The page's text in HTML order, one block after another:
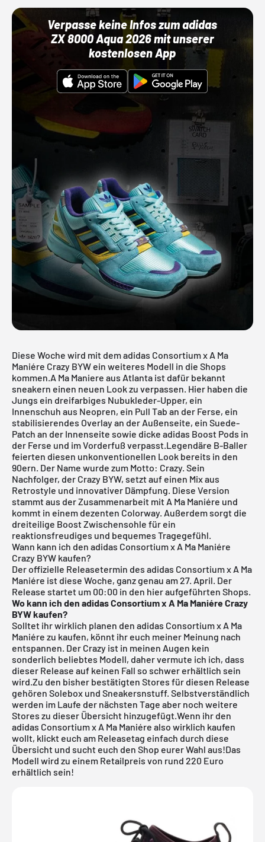
Verpasse keine Infos zum adidas
ZX 8000 Aqua 2026 mit unserer
kostenlosen App
Diese Woche wird mit demadidas Consortium x A Ma
Maniére Crazy BYW ein weiteres Modell in die Shops
kommen.A Ma Maniere aus Atlanta ist dafür bekannt
sneakern einen neuen Look zu verpassen. Hier haben die
Jungs ein dreifarbiges Nubukleder-Upper, ein
Innenschuh aus Neopren, ein Pull Tab an der Ferse, ein
stabilisierendes Overlay an der Außenseite, ein Suede-
Patch an der Innenseite sowie dicke adidas Boost Pods in
der Ferse und im Vorderfuß verpasst.Legendäre B-Baller
feierten diesen unkonventionellen Look bereits in den
90ern. Der Name wurde zum Motto: Crazy. Sein
Nachfolger, der Crazy BYW, setzt auf einen Mix aus
Retrostyle und innovativer Dämpfung. Diese Version
stammt aus der Zusammenarbeit mit A Ma Maniére und
kommt in einem dezenten Colorway. Außerdem sorgt die
dreiteilige Boost Zwischensohle für ein
reaktionsfreudiges und bequemes Tragegefühl.
Wann kann ich den adidas Consortium x A Ma Maniére
Crazy BYW kaufen?
Der offizielle Releasetermin des adidas Consortium x A Ma
Maniére ist diese Woche, ganz genau am 27. April. Der
Release startet um 00:00 in den hier aufgeführten Shops.
Wo kann ich den adidas Consortium x A Ma Maniére Crazy
BYW kaufen?
Solltet ihr wirklich planen den adidas Consortium x A Ma
Maniére zu kaufen, könnt ihr euch meiner Meinung nach
entspannen. Der Crazy ist in meinen Augen kein
sonderlich beliebtes Modell, daher vermute ich ich, dass
dieser Release auf keinen Fall so schwer erhältlich sein
wird.Zu den bisher bestätigten Stores für diesen Release
gehören Solebox und Sneakersnstuff. Selbstverständlich
werden im Laufe der nächsten Tage aber noch weitere
Stores zu dieser Übersicht hinzugefügt.Wenn ihr den
adidas Consortium x A Ma Maniére also wirklich kaufen
wollt, klickt euch am Releasetag einfach durch diese
Übersicht und sucht euch den Shop eurer Wahl aus!Das
Modell wird zu einem Retailpreis von rund 220 Euro
erhältlich sein!